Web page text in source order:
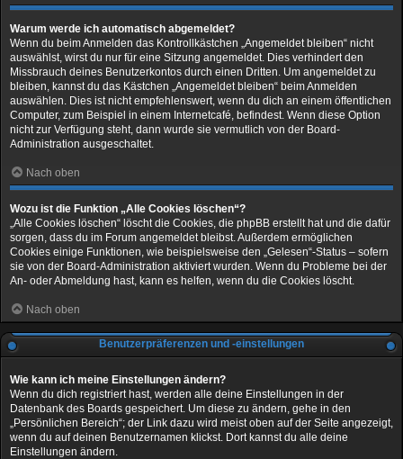
Warum werde ich automatisch abgemeldet?
Wenn du beim Anmelden das Kontrollkästchen „Angemeldet bleiben“ nicht
auswählst, wirst du nur für eine Sitzung angemeldet. Dies verhindert den
Missbrauch deines Benutzerkontos durch einen Dritten. Um angemeldet zu
bleiben, kannst du das Kästchen „Angemeldet bleiben“ beim Anmelden
auswählen. Dies ist nicht empfehlenswert, wenn du dich an einem öffentlichen
Computer, zum Beispiel in einem Internetcafé, befindest. Wenn diese Option
nicht zur Verfügung steht, dann wurde sie vermutlich von der Board-
Administration ausgeschaltet.
Nach oben
Wozu ist die Funktion „Alle Cookies löschen“?
„Alle Cookies löschen“ löscht die Cookies, die phpBB erstellt hat und die dafür
sorgen, dass du im Forum angemeldet bleibst. Außerdem ermöglichen
Cookies einige Funktionen, wie beispielsweise den „Gelesen“-Status – sofern
sie von der Board-Administration aktiviert wurden. Wenn du Probleme bei der
An- oder Abmeldung hast, kann es helfen, wenn du die Cookies löscht.
Nach oben
Benutzerpräferenzen und -einstellungen
Wie kann ich meine Einstellungen ändern?
Wenn du dich registriert hast, werden alle deine Einstellungen in der
Datenbank des Boards gespeichert. Um diese zu ändern, gehe in den
„Persönlichen Bereich“; der Link dazu wird meist oben auf der Seite angezeigt,
wenn du auf deinen Benutzernamen klickst. Dort kannst du alle deine
Einstellungen ändern.